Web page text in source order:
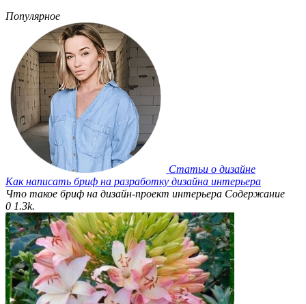
Популярное
Статьи о дизайне
Как написать бриф на разработку дизайна интерьера
Что такое бриф на дизайн-проект интерьера Содержание
0 1.3k.